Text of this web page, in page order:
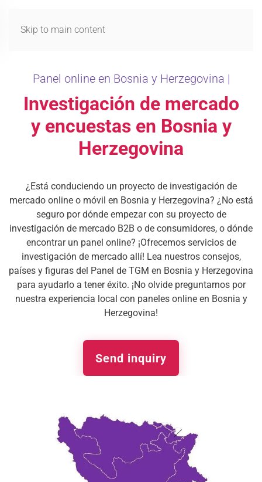
Skip to main content
Panel online en Bosnia y Herzegovina |
Investigación de mercado
y encuestas en Bosnia y
Herzegovina
¿Está conduciendo un proyecto de investigación de
mercado online o móvil en Bosnia y Herzegovina? ¿No está
seguro por dónde empezar con su proyecto de
investigación de mercado B2B o de consumidores, o dónde
encontrar un panel online? ¡Ofrecemos servicios de
investigación de mercado allí! Lea nuestros consejos,
países y figuras del Panel de TGM en Bosnia y Herzegovina
para ayudarlo a tener éxito. ¡No olvide preguntarnos por
nuestra experiencia local con paneles online en Bosnia y
Herzegovina!
Send inquiry